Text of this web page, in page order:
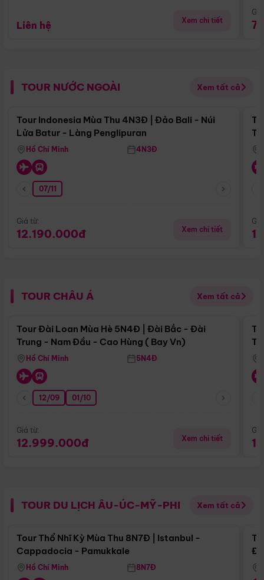
Liên hệ Xem chi tiết
TOUR NƯỚC NGOÀI Xem tất cả
Điểm nổi bật
Tour Indonesia Mùa Thu 4N3Đ | Đảo Bali - Núi
Lửa Batur - Làng Penglipuran
Hồ Chí Minh 4N3Đ
07/11
Giá từ:
12.190.000đ Xem chi tiết
TOUR CHÂU Á Xem tất cả
Điểm nổi bật
Tour Đài Loan Mùa Hè 5N4Đ | Đài Bắc - Đài
Trung - Nam Đầu - Cao Hùng ( Bay Vn)
Hồ Chí Minh 5N4Đ
12/09 01/10
Giá từ:
12.999.000đ Xem chi tiết
TOUR DU LỊCH ÂU-ÚC-MỸ-PHI Xem tất cả
Điểm nổi bật
Tour Thổ Nhĩ Kỳ Mùa Thu 8N7Đ | Istanbul -
Cappadocia - Pamukkale
Hồ Chí Minh 8N7Đ